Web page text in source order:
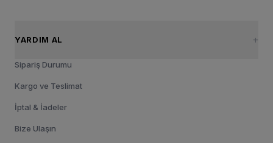
YARDIM AL
Sipariş Durumu
Kargo ve Teslimat
İptal & İadeler
Bize Ulaşın